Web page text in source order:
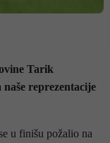
Tarik
reprezentacije
u finišu požalio na